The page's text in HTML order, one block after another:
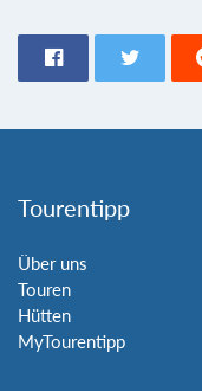
Tourentipp
Über uns
Touren
Hütten
MyTourentipp